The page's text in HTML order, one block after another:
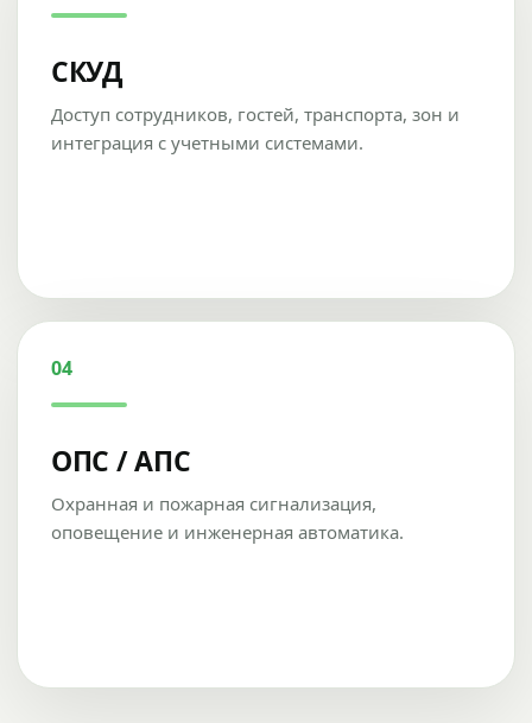
СКУД
Доступ сотрудников, гостей, транспорта, зон и
интеграция с учетными системами.
04
ОПС / АПС
Охранная и пожарная сигнализация,
оповещение и инженерная автоматика.